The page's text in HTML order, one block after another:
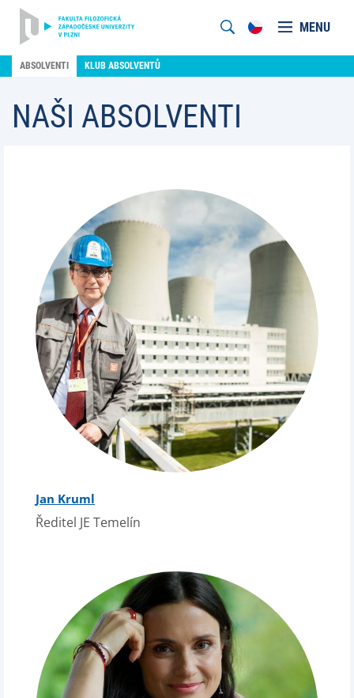
MENU
ABSOLVENTI KLUB ABSOLVENTŮ
NAŠI ABSOLVENTI
Jan Kruml
Ředitel JE Temelín